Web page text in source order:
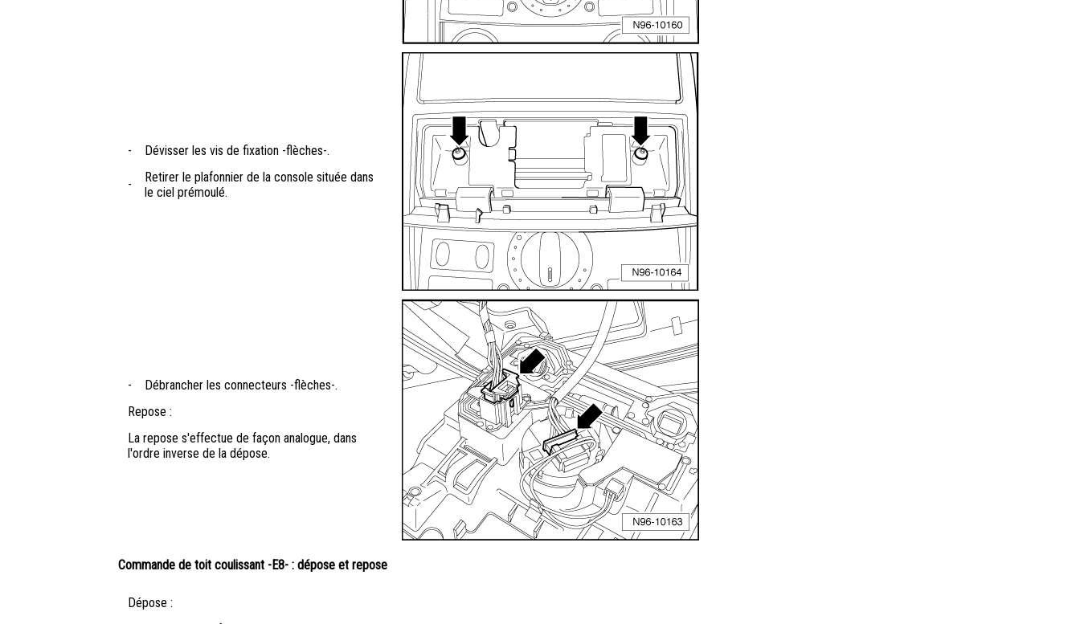
- Dévisser les vis de fixation -flèches-.
-
Retirer le plafonnier de la console située dans
le ciel prémoulé.
-
Débrancher les connecteurs -flèches-.
Repose :
La repose s'effectue de façon analogue, dans
l'ordre inverse de la dépose.
Commande de toit coulissant -E8- : dépose et repose
Dépose :